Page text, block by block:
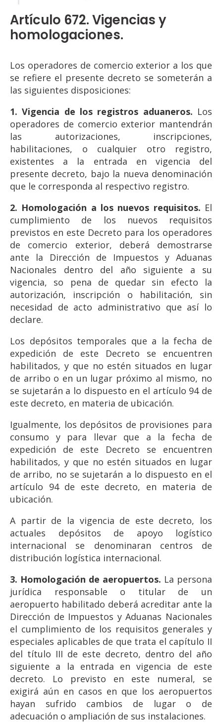
Artículo 672. Vigencias y
homologaciones.
Los operadores de comercio exterior a los que
se refiere el presente decreto se someterán a
las siguientes disposiciones:
1. Vigencia de los registros aduaneros. Los
operadores de comercio exterior mantendrán
las autorizaciones, inscripciones,
habilitaciones, o cualquier otro registro,
existentes a la entrada en vigencia del
presente decreto, bajo la nueva denominación
que le corresponda al respectivo registro.
2. Homologación a los nuevos requisitos. El
cumplimiento de los nuevos requisitos
previstos en este Decreto para los operadores
de comercio exterior, deberá demostrarse
ante la Dirección de Impuestos y Aduanas
Nacionales dentro del año siguiente a su
vigencia, so pena de quedar sin efecto la
autorización, inscripción o habilitación, sin
necesidad de acto administrativo que así lo
declare.
Los depósitos temporales que a la fecha de
expedición de este Decreto se encuentren
habilitados, y que no estén situados en lugar
de arribo o en un lugar próximo al mismo, no
se sujetarán a lo dispuesto en el artículo 94 de
este decreto, en materia de ubicación.
Igualmente, los depósitos de provisiones para
consumo y para llevar que a la fecha de
expedición de este Decreto se encuentren
habilitados, y que no estén situados en lugar
de arribo, no se sujetarán a lo dispuesto en el
artículo 94 de este decreto, en materia de
ubicación.
A partir de la vigencia de este decreto, los
actuales depósitos de apoyo logístico
internacional se denominaran centros de
distribución logística internacional.
3. Homologación de aeropuertos. La persona
jurídica responsable o titular de un
aeropuerto habilitado deberá acreditar ante la
Dirección de Impuestos y Aduanas Nacionales
el cumplimiento de los requisitos generales y
especiales aplicables de que trata el capítulo II
del título III de este decreto, dentro del año
siguiente a la entrada en vigencia de este
decreto. Lo previsto en este numeral, se
exigirá aún en casos en que los aeropuertos
hayan sufrido cambios de lugar o de
adecuación o ampliación de sus instalaciones.